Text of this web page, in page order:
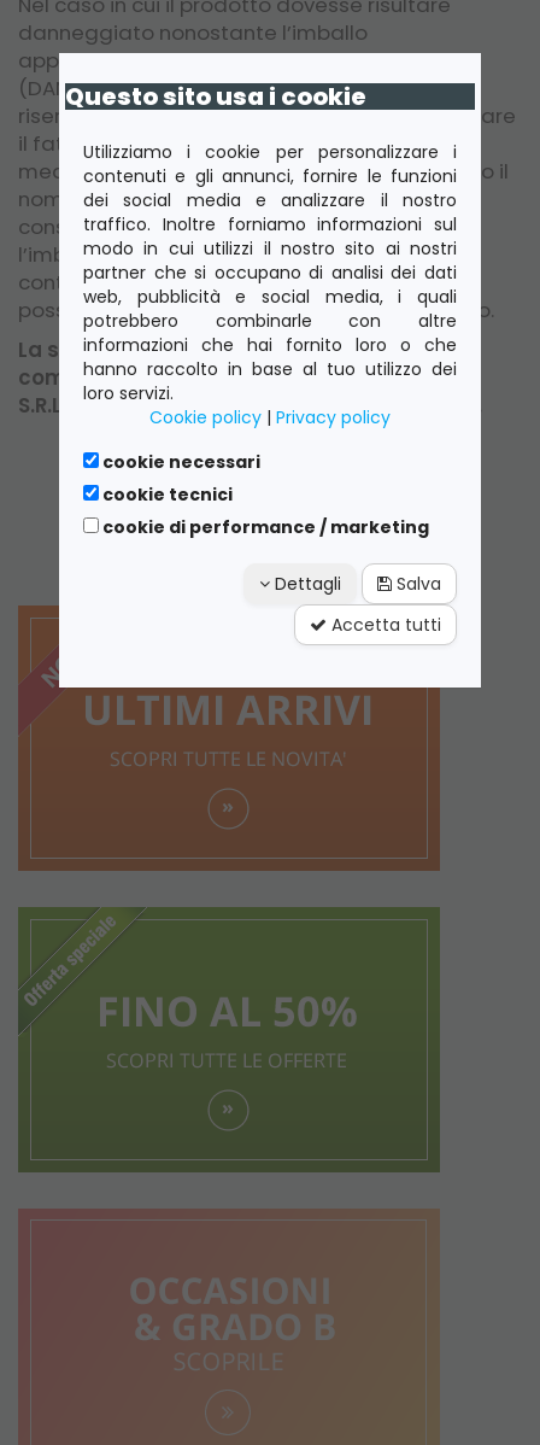
danneggiato nonostante l’imballo
apparentemente dovesse sembrare integro
(DANNO OCCULTO), e quindi in mancanza di
riserva circostanziata, il cliente dovrà denunciare
il fatto a SPRINT COMPUTER SERVICES S.R.L.,
mediante mail a :info@tubenet.it esplicitando il
nome del vettore, le modalità e la data di
consegna, oltre a dichiarare che, nonostante
l’imballo fosse apparentemente integro, il
contenuto presentava delle anomalie, se
possibile allegare immagini del danno rilevato.
La segnalazione del danno deve essere
comunicata ad SPRINT COMPUTER SERVICES
S.R.L. entro 48 ore dalla ricezione del pacco.
Questo sito usa i cookie
Utilizziamo i cookie per personalizzare i
contenuti e gli annunci, fornire le funzioni
dei social media e analizzare il nostro
traffico. Inoltre forniamo informazioni sul
modo in cui utilizzi il nostro sito ai nostri
partner che si occupano di analisi dei dati
web, pubblicità e social media, i quali
potrebbero combinarle con altre
informazioni che hai fornito loro o che
hanno raccolto in base al tuo utilizzo dei
loro servizi.
Cookie policy | Privacy policy
cookie necessari
cookie tecnici
cookie di performance / marketing
Dettagli
Salva
Accetta tutti